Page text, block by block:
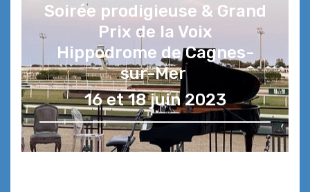
Soirée prodigieuse & Grand
Prix de la Voix
Hippodrome de Cagnes-
sur-Mer
16 et 18 juin 2023